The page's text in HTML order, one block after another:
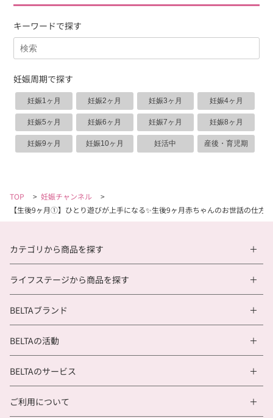
キーワードで探す
妊娠周期で探す
妊娠1ヶ月 妊娠2ヶ月 妊娠3ヶ月 妊娠4ヶ月
妊娠5ヶ月 妊娠6ヶ月 妊娠7ヶ月 妊娠8ヶ月
妊娠9ヶ月 妊娠10ヶ月 妊活中 産後・育児期
TOP > 妊娠チャンネル
>
【生後9ヶ月①】ひとり遊びが上手になる✨生後9ヶ月赤ちゃんのお世話の仕方👶
カテゴリから商品を探す
ライフステージから商品を探す
BELTAブランド
BELTAの活動
BELTAのサービス
ご利用について